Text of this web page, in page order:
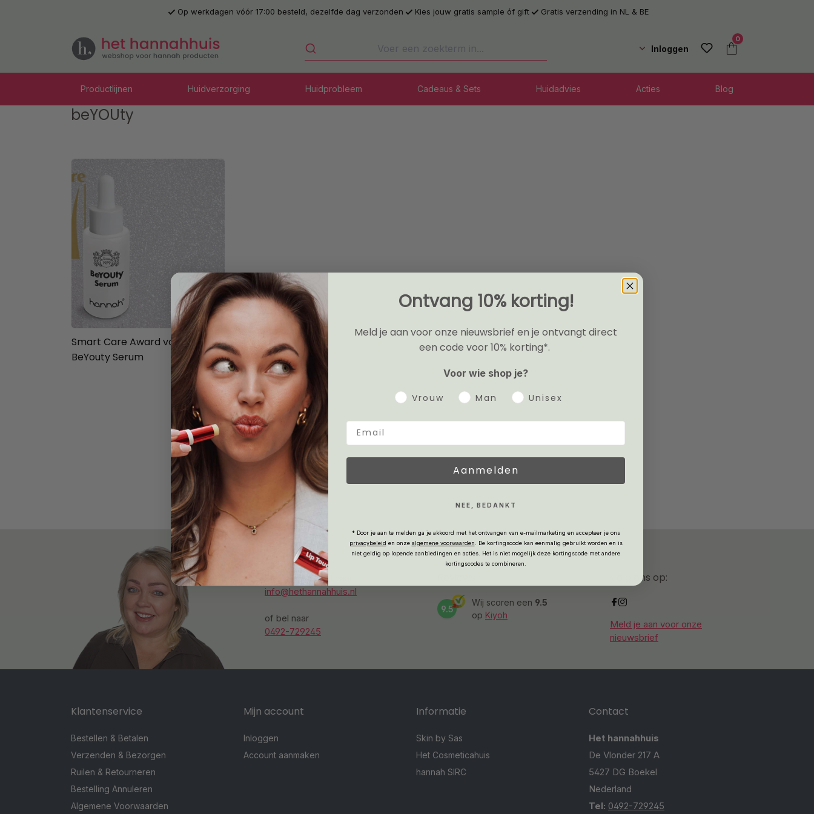
Op werkdagen vóór 17:00 besteld, dezelfde dag verzonden Kies jouw gratis sample óf gift Gratis verzending in NL & BE
Inloggen
0
Productlijnen Huidverzorging Huidprobleem Cadeaus & Sets Huidadvies Acties Blog
beYOUty
Smart Care Award voor hannah
BeYouty Serum
Stuur een e-mail naar
info@hethannahhuis.nl
of bel naar
0492-729245
9.5
Wij scoren een 9.5
op Kiyoh
Volg ons op:
Meld je aan voor onze
nieuwsbrief
Klantenservice
Bestellen & Betalen
Verzenden & Bezorgen
Ruilen & Retourneren
Bestelling Annuleren
Algemene Voorwaarden
Mijn account
Inloggen
Account aanmaken
Informatie
Skin by Sas
Het Cosmeticahuis
hannah SIRC
Contact
Het hannahhuis
De Vlonder 217 A
5427 DG Boekel
Nederland
Tel: 0492-729245
Ontvang 10% korting!
Meld je aan voor onze nieuwsbrief en je ontvangt direct
een code voor 10% korting*.
Voor wie shop je?
Gender
Vrouw Man Unisex
Aanmelden
NEE, BEDANKT
* Door je aan te melden ga je akkoord met het ontvangen van e-mailmarketing en accepteer je ons
privacybeleid en onze algemene voorwaarden
De kortingscode kan eenmalig gebruikt worden en is
niet geldig op lopende aanbiedingen en acties. Het is niet mogelijk deze kortingscode met andere
kortingscodes te combineren.